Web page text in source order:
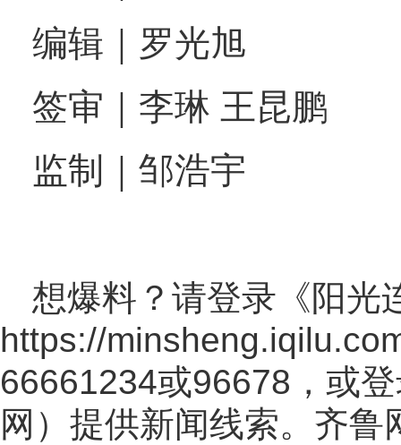
编辑｜罗光旭
签审｜李琳 王昆鹏
监制｜邹浩宇
想爆料？请登录《阳光
https://
66661234或96678，或
网 ）提供新闻线索。齐鲁